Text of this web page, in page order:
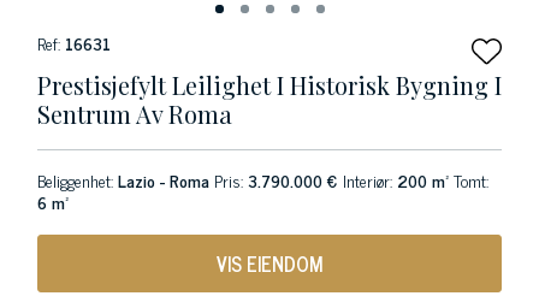
Ref: 16631
Prestisjefylt Leilighet I Historisk Bygning I
Sentrum Av Roma
Beliggenhet:Lazio - Roma Pris:3.790.000 € Interiør: 200 m²Tomt:
6 m²
VIS EIENDOM